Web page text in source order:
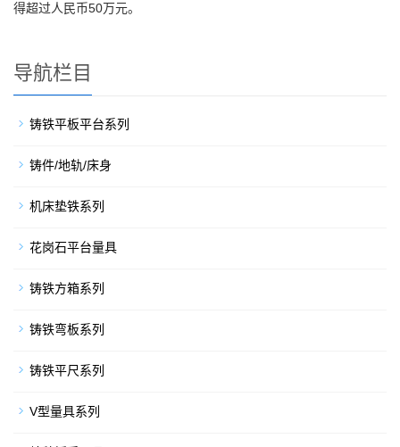
得超过人民币50万元。
导航栏目
铸铁平板平台系列
铸件/地轨/床身
机床垫铁系列
花岗石平台量具
铸铁方箱系列
铸铁弯板系列
铸铁平尺系列
V型量具系列